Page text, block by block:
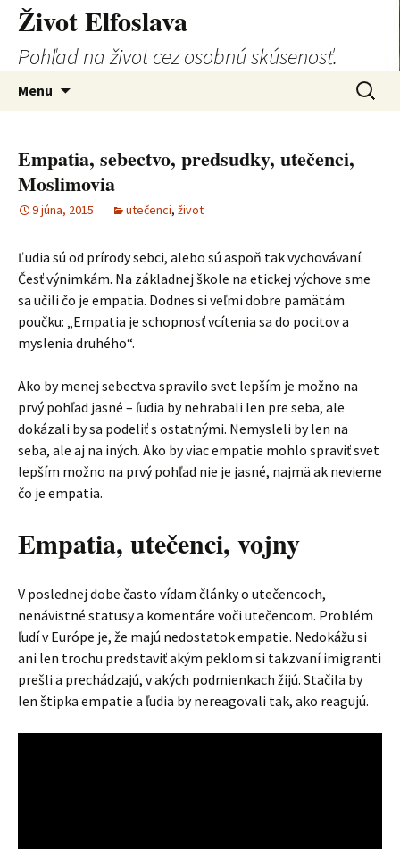
Život Elfoslava
Pohľad na život cez osobnú skúsenosť.
Menu Hľadať:
Empatia, sebectvo, predsudky, utečenci,
Moslimovia
9 júna, 2015 utečenci, život
Ľudia sú od prírody sebci, alebo sú aspoň tak vychovávaní.
Česť výnimkám. Na základnej škole na etickej výchove sme
sa učili čo je empatia. Dodnes si veľmi dobre pamätám
poučku: „Empatia je schopnosť vcítenia sa do pocitov a
myslenia druhého“.
Ako by menej sebectva spravilo svet lepším je možno na
prvý pohľad jasné – ľudia by nehrabali len pre seba, ale
dokázali by sa podeliť s ostatnými. Nemysleli by len na
seba, ale aj na iných. Ako by viac empatie mohlo spraviť svet
lepším možno na prvý pohľad nie je jasné, najmä ak nevieme
čo je empatia.
Empatia, utečenci, vojny
V poslednej dobe často vídam články o utečencoch,
nenávistné statusy a komentáre voči utečencom. Problém
ľudí v Európe je, že majú nedostatok empatie. Nedokážu si
ani len trochu predstaviť akým peklom si takzvaní imigranti
prešli a prechádzajú, v akých podmienkach žijú. Stačila by
len štipka empatie a ľudia by nereagovali tak, ako reagujú.